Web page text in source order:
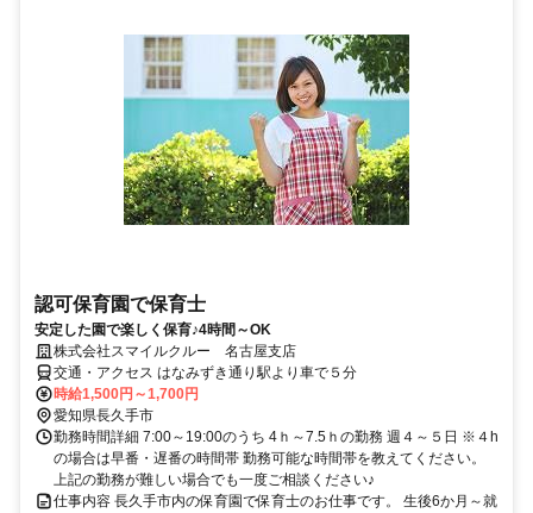
認可保育園で保育士
安定した園で楽しく保育♪4時間～OK
株式会社スマイルクルー 名古屋支店
交通・アクセス はなみずき通り駅より車で５分
時給1,500円～1,700円
愛知県長久手市
勤務時間詳細 7:00～19:00のうち 4ｈ～7.5ｈの勤務 週４～５日 ※４h
の場合は早番・遅番の時間帯 勤務可能な時間帯を教えてください。
上記の勤務が難しい場合でも一度ご相談ください♪
仕事内容 長久手市内の保育園で保育士のお仕事です。 生後6か月～就